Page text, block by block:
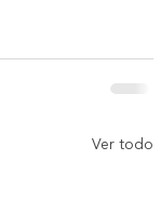
Ver todo